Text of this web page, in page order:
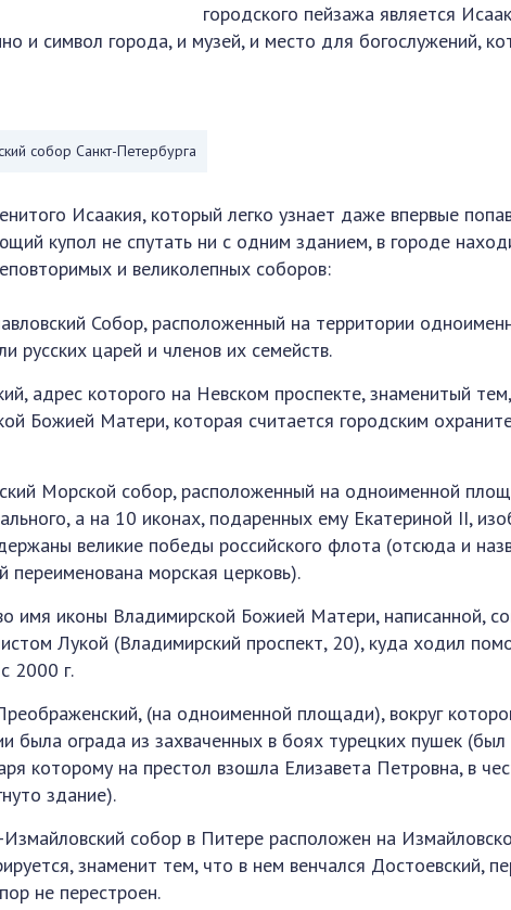
городского пейзажа является
и символ города, и музей, и место для богослужений,
собор Санкт-Петербурга
Исаакия, который легко узнает даже впервые
купол не спутать ни с одним зданием, в городе
и великолепных соборов:
Собор, расположенный на территории
русских царей и членов их семейств.
адрес которого на Невском проспекте, знаменитый
Божией Матери, которая считается городским
Морской собор, расположенный на одноименной
а на 10 иконах, подаренных ему Екатериной II,
великие победы российского флота (отсюда и
переименована морская церковь).
имя иконы Владимирской Божией Матери, написанной,
Лукой (Владимирский проспект, 20), куда ходил
2000 г.
(на одноименной площади), вокруг
была ограда из захваченных в боях турецких пушек
которому на престол взошла Елизавета Петровна, в
здание).
собор в Питере расположен на
знаменит тем, что в нем венчался Достоевский,
не перестроен.